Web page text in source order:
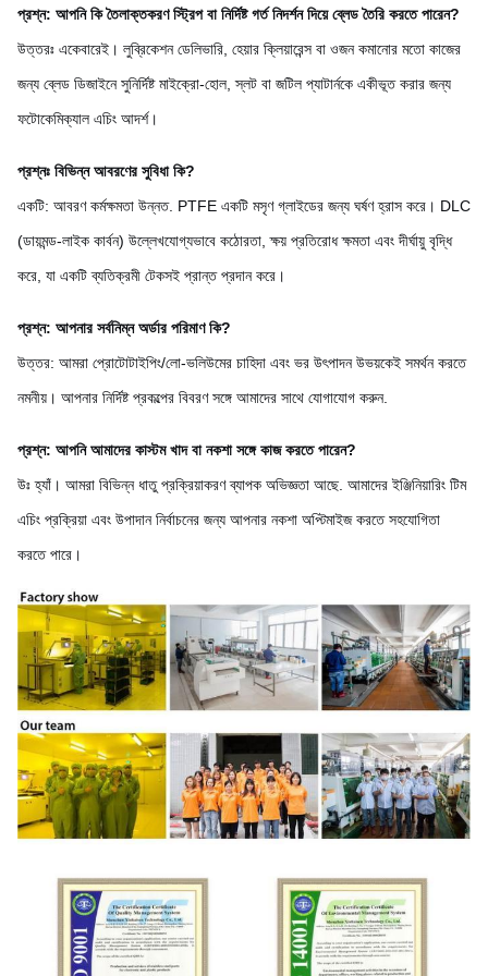
প্রশ্ন: আপনি কি তৈলাক্তকরণ স্ট্রিপ বা নির্দিষ্ট গর্ত নিদর্শন দিয়ে ব্লেড তৈরি করতে পারেন?
উত্তরঃ একেবারেই। লুব্রিকেশন ডেলিভারি, হেয়ার ক্লিয়ারেন্স বা ওজন কমানোর মতো কাজের
জন্য ব্লেড ডিজাইনে সুনির্দিষ্ট মাইক্রো-হোল, স্লট বা জটিল প্যাটার্নকে একীভূত করার জন্য
ফটোকেমিক্যাল এচিং আদর্শ।
প্রশ্নঃ বিভিন্ন আবরণের সুবিধা কি?
একটি: আবরণ কর্মক্ষমতা উন্নত. PTFE একটি মসৃণ গ্লাইডের জন্য ঘর্ষণ হ্রাস করে। DLC
(ডায়মন্ড-লাইক কার্বন) উল্লেখযোগ্যভাবে কঠোরতা, ক্ষয় প্রতিরোধ ক্ষমতা এবং দীর্ঘায়ু বৃদ্ধি
করে, যা একটি ব্যতিক্রমী টেকসই প্রান্ত প্রদান করে।
প্রশ্ন: আপনার সর্বনিম্ন অর্ডার পরিমাণ কি?
উত্তর: আমরা প্রোটোটাইপিং/লো-ভলিউমের চাহিদা এবং ভর উৎপাদন উভয়কেই সমর্থন করতে
নমনীয়। আপনার নির্দিষ্ট প্রকল্পের বিবরণ সঙ্গে আমাদের সাথে যোগাযোগ করুন.
প্রশ্ন: আপনি আমাদের কাস্টম খাদ বা নকশা সঙ্গে কাজ করতে পারেন?
উঃ হ্যাঁ। আমরা বিভিন্ন ধাতু প্রক্রিয়াকরণ ব্যাপক অভিজ্ঞতা আছে. আমাদের ইঞ্জিনিয়ারিং টিম
এচিং প্রক্রিয়া এবং উপাদান নির্বাচনের জন্য আপনার নকশা অপ্টিমাইজ করতে সহযোগিতা
করতে পারে।